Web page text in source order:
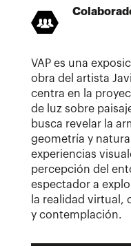
VAP es una
obra del artista
centra en la
de luz sobre
busca revelar la
geometría y
experiencias
percepción del
espectador a
la realidad virtual,
y contemplación.